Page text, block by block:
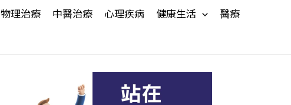
物理治療 中醫治療 心理疾病 健康生活
醫療